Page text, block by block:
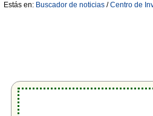
Estás en: Buscador de noticias /Centro de